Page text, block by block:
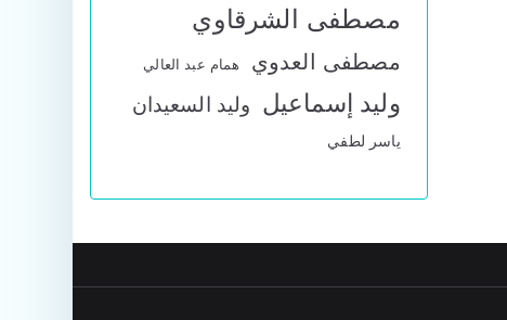
مصطفى الشرقاوي
مصطفى العدوي همام عبد العالي
وليد إسماعيل وليد السعيدان
ياسر لطفي